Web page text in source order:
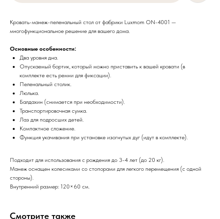
Кровать-манеж-пеленальный стол от фабрики Luxmom ON-4001 —
многофункциональное решение для вашего дома.
Основные особенности:
Два уровня дна.
Опускаемый бортик, который можно приставить к вашей кровати (в
комплекте есть ремни для фиксации).
Пеленальный столик.
Люлька.
Балдахин (снимается при необходимости).
Транспортировочная сумка.
Лаз для подросших детей.
Компактное сложение.
Функция укачивания при установке изогнутых дуг (идут в комплекте).
Подходит для использования с рождения до 3-4 лет (до 20 кг).
Манеж оснащен колесиками со стопорами для легкого перемещения (с одной
стороны).
Внутренний размер: 120×60 см.
Смотрите также